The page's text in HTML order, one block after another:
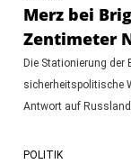
Merz bei
Zentimeter
Die Stationierung der
sicherheitspolitische
Antwort auf
POLITIK